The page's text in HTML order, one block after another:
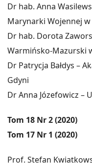
Dr hab. Anna
Marynarki Wojennej w
Dr hab. Dorota
Warmińsko-Mazurski
Dr Patrycja Bałdys –
Gdyni
Dr Anna Józefowicz –
Tom 18 Nr 2 (2020)
Tom 17 Nr 1 (2020)
Prof. Stefan